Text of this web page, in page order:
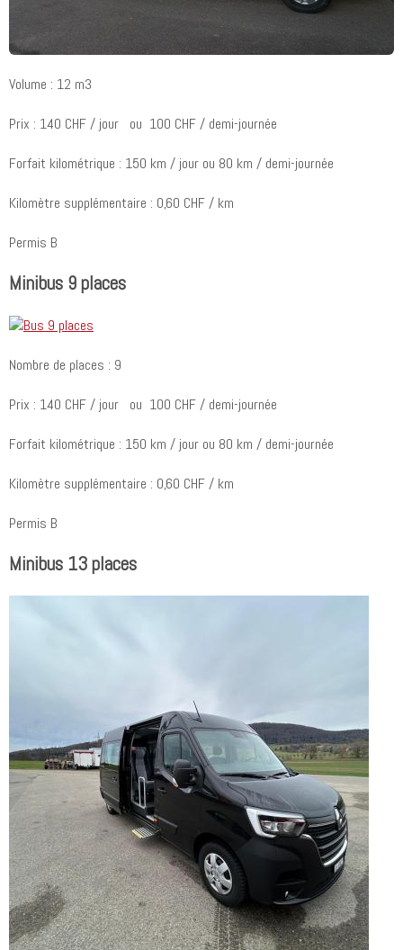
Volume : 12 m3
Prix : 140 CHF / jour ou 100 CHF / demi-journée
Forfait kilométrique : 150 km / jour ou 80 km / demi-journée
Kilomètre supplémentaire : 0,60 CHF / km
Permis B
Minibus 9 places
Nombre de places : 9
Prix : 140 CHF / jour ou 100 CHF / demi-journée
Forfait kilométrique : 150 km / jour ou 80 km / demi-journée
Kilomètre supplémentaire : 0,60 CHF / km
Permis B
Minibus 13 places